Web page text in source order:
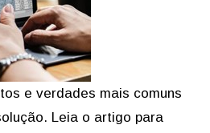
e verdades mais comuns
Leia o artigo para